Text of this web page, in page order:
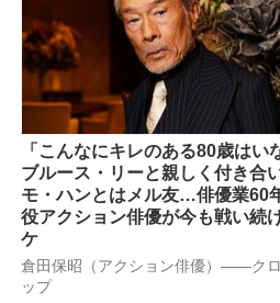
「こんなにキレのある80歳はい
ブルース・リーと親しく付き合
モ・ハンとはメル友…俳優業60
役アクション俳優が今も戦い続
ケ
倉田保昭（アクション俳優）――ク
ップ